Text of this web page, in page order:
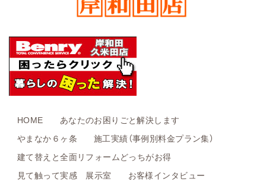
HOME
あなたのお困りごと解決します
やまなか６ヶ条
施工実績（事例別料金プラン集）
建て替えと全面リフォームどっちがお得
見て触って実感 展示室
お客様インタビュー